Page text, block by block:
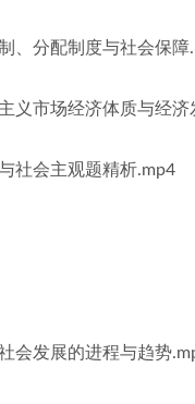
、分配制度与社会保障
义市场经济体质与经济
社会主观题精析.mp4
会发展的进程与趋势